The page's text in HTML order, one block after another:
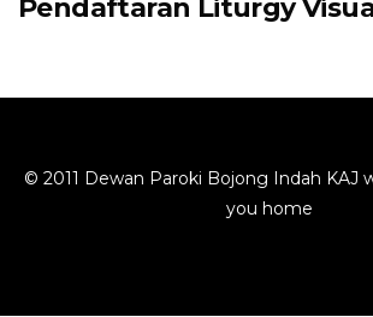
Pendaftaran Liturgy
© 2011 Dewan Paroki Bojong Indah KAJ
you home